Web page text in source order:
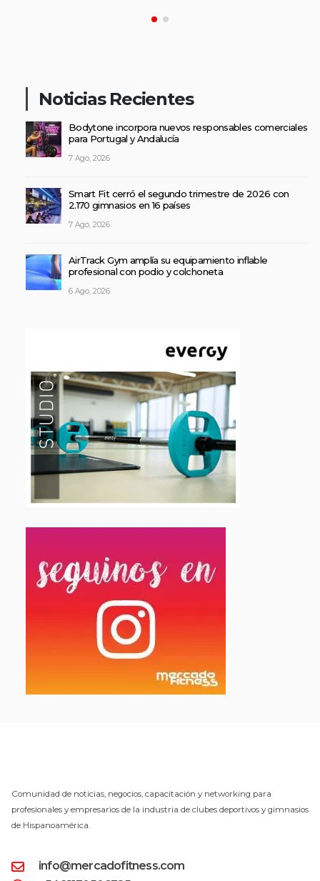
Noticias Recientes
Bodytone incorpora nuevos responsables comerciales
para Portugal y Andalucía
7 Ago, 2026
Smart Fit cerró el segundo trimestre de 2026 con
2.170 gimnasios en 16 países
7 Ago, 2026
AirTrack Gym amplía su equipamiento inflable
profesional con podio y colchoneta
6 Ago, 2026
Comunidad de noticias, negocios, capacitación y networking para
profesionales y empresarios de la industria de clubes deportivos y gimnasios
de Hispanoamérica.
info@mercadofitness.com